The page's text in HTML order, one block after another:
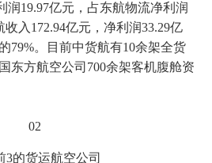
润19.97亿元，占东航物流净利润
收入172.94亿元，净利润33.29亿
79%。目前中货航有10余架全货
东方航空公司700余架客机腹舱资
02
3的货运航空公司